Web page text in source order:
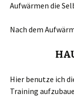
Aufwärmen die
Nach dem
Hier benutze ich
Training